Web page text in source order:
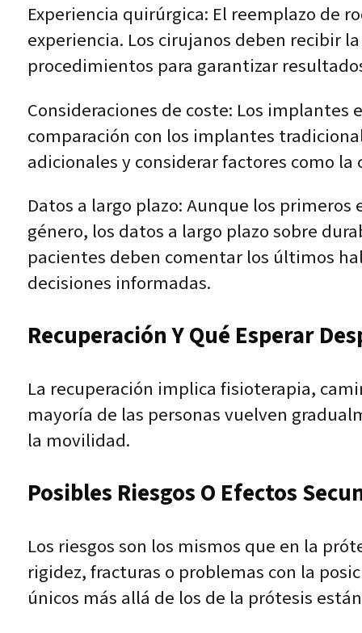
Experiencia quirúrgica: El reemplazo de
experiencia. Los cirujanos deben recibir
procedimientos para garantizar
Consideraciones de coste: Los implantes
comparación con los implantes
adicionales y considerar factores como
Datos a largo plazo: Aunque los
género, los datos a largo plazo sobre
pacientes deben comentar los últimos
decisiones informadas.
Recuperación Y Qué Esperar
La recuperación implica fisioterapia,
mayoría de las personas vuelven
la movilidad.
Posibles Riesgos O Efectos
Los riesgos son los mismos que en la
rigidez, fracturas o problemas con la
únicos más allá de los de la prótesis